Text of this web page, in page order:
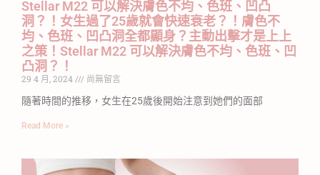
Stellar M22 可以解決膚色不均、色班、凹凸
洞？！女生過了25歲就會快速衰老？！膚色不
均、色班、凹凸洞全都顯身？主動出擊才是上上
之策！Stellar M22 可以解決膚色不均、色班、凹
凸洞？！
29 4 月, 2024
尚無留言
隨著時間的推移，女生在25歲後開始注意到她們的面部
Read More »